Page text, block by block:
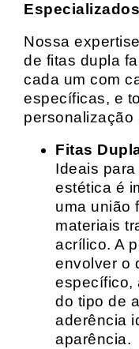
Nossa
de fitas dupla
cada um com
específicas, e
personalização
Fitas
Ideais
estética é
uma união
materiais
acrílico. A
envolver o
específico,
do tipo de
aderência
aparência.